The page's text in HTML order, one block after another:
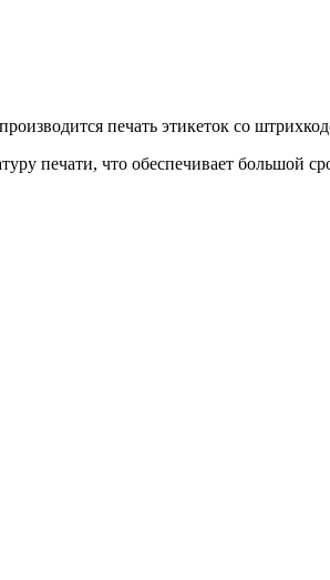
печать этикеток со
печати, что обеспечивает большой